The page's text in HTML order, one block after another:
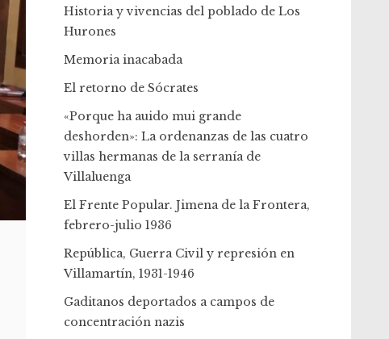
Historia y vivencias del poblado de Los
Hurones
Memoria inacabada
El retorno de Sócrates
«Porque ha auido mui grande
deshorden»: La ordenanzas de las cuatro
villas hermanas de la serranía de
Villaluenga
El Frente Popular. Jimena de la Frontera,
febrero-julio 1936
República, Guerra Civil y represión en
Villamartín, 1931-1946
Gaditanos deportados a campos de
concentración nazis